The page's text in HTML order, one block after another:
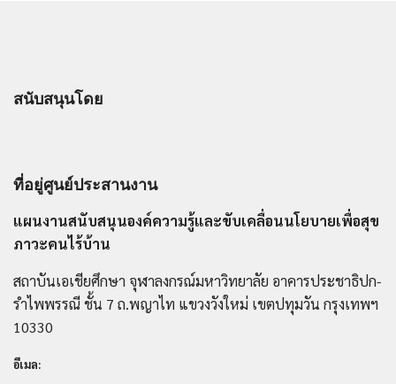
สนับสนุนโดย
ที่อยู่ศูนย์ประสานงาน
แผนงานสนับสนุนองค์ความรู้และขับเคลื่อนนโยบายเพื่อสุข
ภาวะคนไร้บ้าน
สถาบันเอเชียศึกษา จุฬาลงกรณ์มหาวิทยาลัย อาคารประชาธิปก-
รำไพพรรณี ชั้น 7 ถ.พญาไท แขวงวังใหม่ เขตปทุมวัน กรุงเทพฯ
10330
อีเมล: